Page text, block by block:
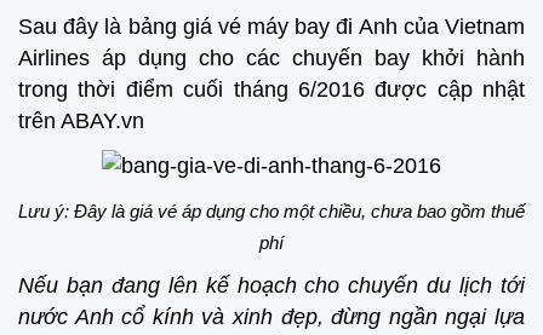
Sau đây là bảng giá vé máy bay đi Anh của Vietnam
Airlines áp dụng cho các chuyến bay khởi hành
trong thời điểm cuối tháng 6/2016 được cập nhật
trên ABAY.vn
Lưu ý: Đây là giá vé áp dụng cho một chiều, chưa bao gồm thuế
phí
Nếu bạn đang lên kế hoạch cho chuyến du lịch tới
nước Anh cổ kính và xinh đẹp, đừng ngần ngại lựa